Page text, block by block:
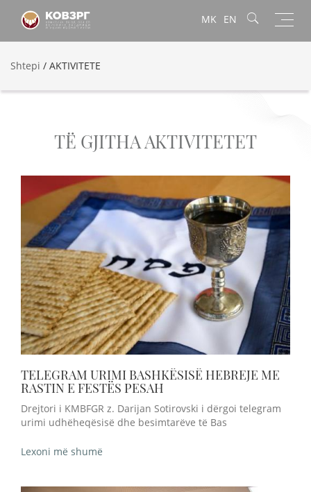
MK EN
Shtepi / AKTIVITETE
TË GJITHA AKTIVITETET
TELEGRAM URIMI BASHKËSISË HEBREJE ME
RASTIN E FESTËS PESAH
Drejtori i KMBFGR z. Darijan Sotirovski i dërgoi telegram
urimi udhëheqësisë dhe besimtarëve të Bas
Lexoni më shumë